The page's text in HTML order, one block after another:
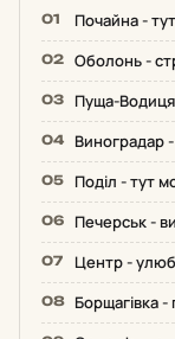
Почайна -
Оболонь -
Пуща-Водиця
Виноградар
Поділ - тут
Печерськ -
Центр -
Борщагівка